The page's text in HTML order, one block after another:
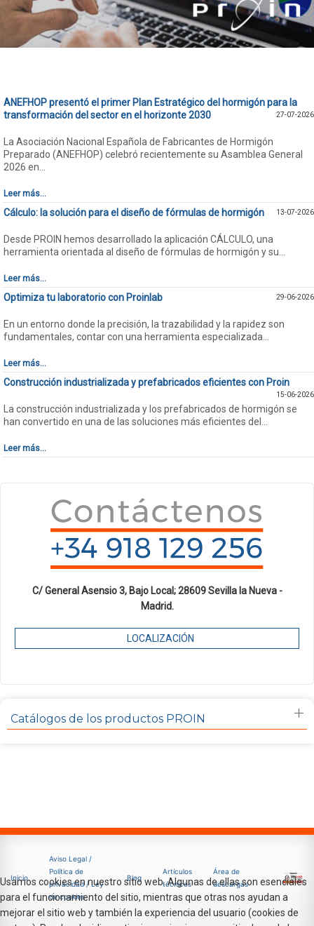
ANEFHOP presentó el primer Plan Estratégico del hormigón para la
transformación del sector en el horizonte 2030
27-07-2026
La Asociación Nacional Española de Fabricantes de Hormigón
Preparado (ANEFHOP) celebró recientemente su Asamblea General
2026 en...
Leer más...
Cálculo: la solución para el diseño de fórmulas de hormigón 13-07-2026
Desde PROIN hemos desarrollado la aplicación CÁLCULO, una
herramienta orientada al diseño de fórmulas de hormigón y su...
Leer más...
Optimiza tu laboratorio con Proinlab 29-06-2026
En un entorno donde la precisión, la trazabilidad y la rapidez son
fundamentales, contar con una herramienta especializada...
Leer más...
Construcción industrializada y prefabricados eficientes con Proin
15-06-2026
La construcción industrializada y los prefabricados de hormigón se
han convertido en una de las soluciones más eficientes del...
Leer más...
C/ General Asensio 3, Bajo Local; 28609 Sevilla la Nueva -
Madrid.
LOCALIZACIÓN
Catálogos de los productos PROIN
Inicio
Aviso Legal /
Política de
privacidad / Ley
de cookies
Blog
Artículos
técnicos
Área de
descargas
Usamos cookies en nuestro sitio web. Algunas de ellas son esenciales
para el funcionamiento del sitio, mientras que otras nos ayudan a
mejorar el sitio web y también la experiencia del usuario (cookies de